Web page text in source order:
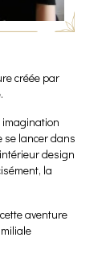
créée par
imagination
se lancer dans
design
la
aventure